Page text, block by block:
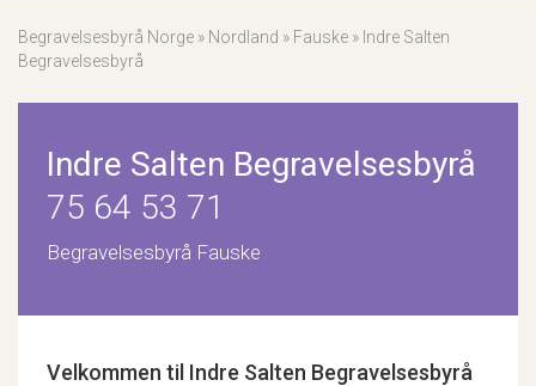
Begravelsesbyrå Norge » Nordland » Fauske » Indre Salten
Begravelsesbyrå
Indre Salten Begravelsesbyrå
75 64 53 71
Begravelsesbyrå Fauske
Velkommen til Indre Salten Begravelsesbyrå